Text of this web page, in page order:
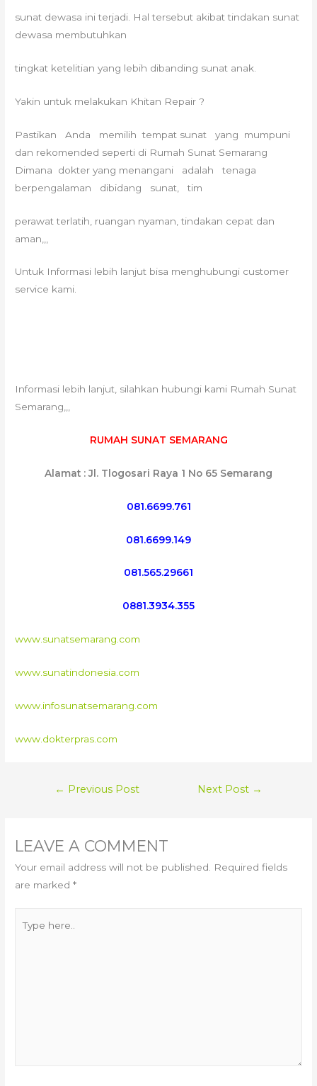
sunat dewasa ini terjadi. Hal tersebut akibat tindakan sunat
dewasa membutuhkan
tingkat ketelitian yang lebih dibanding sunat anak.
Yakin untuk melakukan Khitan Repair ?
Pastikan Anda memilih tempat sunat yang mumpuni
dan rekomended seperti di Rumah Sunat Semarang
Dimana dokter yang menangani adalah tenaga
berpengalaman dibidang sunat, tim
perawat terlatih, ruangan nyaman, tindakan cepat dan
aman,,,
Untuk Informasi lebih lanjut bisa menghubungi customer
service kami.
Informasi lebih lanjut, silahkan hubungi kami Rumah Sunat
Semarang,,,
RUMAH SUNAT SEMARANG
Alamat : Jl. Tlogosari Raya 1 No 65 Semarang
081.6699.761
081.6699.149
081.565.29661
0881.3934.355
www.sunatsemarang.com
www.sunatindonesia.com
www.infosunatsemarang.com
www.dokterpras.com
POST
← Previous Post Next Post →
LEAVE A COMMENT
Your email address will not be published.
Required fields
are marked*
here..